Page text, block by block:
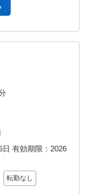
日 有効期限： 2026
転勤なし